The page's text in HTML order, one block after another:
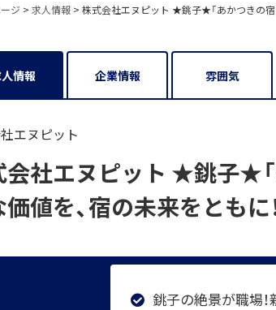
ジ > 求人情報 > 株式会社エヌピット ★銚子★「あかつきの宿
情報 企業情報 雰囲気
エヌピット
社エヌピット ★銚子★「
値を、宿の未来をともに
銚子の絶景が職場